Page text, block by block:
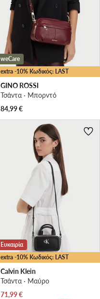
extra -10% Κωδικός: LAST
weCare
GINO ROSSI
Τσάντα · Μπορντό
84,99€
extra -10% Κωδικός: LAST
Ευκαιρία
Calvin Klein
Τσάντα · Μαύρο
Τρέχουσα τιμή
71,99€